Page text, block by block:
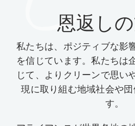
恩返し
私たちは、ポジティブな影
を信じています。私たちは
じて、よりクリーンで思い
現に取り組む地域社会や
す。